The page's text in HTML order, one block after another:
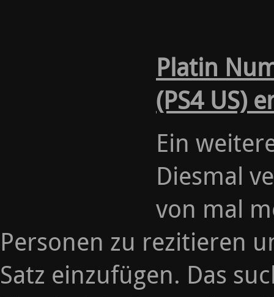
Platin
(PS4 US)
Ein
Diesmal
von mal
Personen zu rezitieren
Satz einzufügen. Das